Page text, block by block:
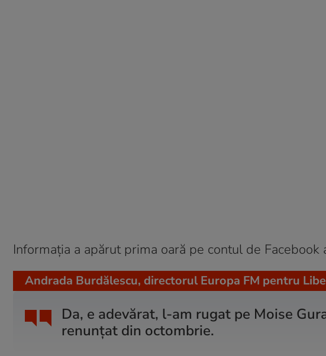
Informația a apărut prima oară pe contul de
Da, e adevărat, l-am rugat pe Moise
renunțat din octombrie.
Andrada Burdălescu, directorul Europa FM pentru